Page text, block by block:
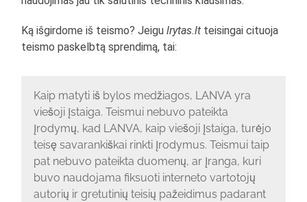
Ką išgirdome iš teismo? Jeigulrytas.lt teisingai cituoja
teismo paskelbtą sprendimą, tai:
Kaip matyti iš bylos medžiagos, LANVA yra
viešoji įstaiga. Teismui nebuvo pateikta
įrodymų, kad LANVA, kaip viešoji įstaiga, turėjo
teisę savarankiškai rinkti įrodymus. Teismui taip
pat nebuvo pateikta duomenų, ar įranga, kuri
buvo naudojama fiksuoti interneto vartotojų
autorių ir gretutinių teisių pažeidimus padarant